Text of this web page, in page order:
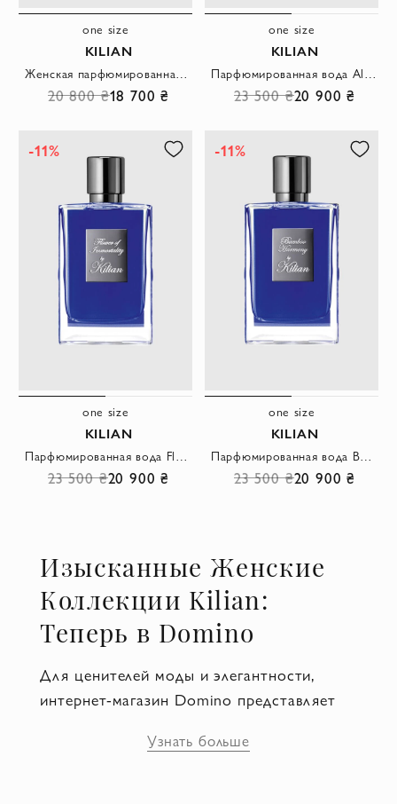
one size
KILIAN
Женская парфюмированная вода Shield of Protection
20 800 ₴18 700 ₴
one size
KILIAN
Парфюмированная вода Alberto Morillas
23 500 ₴20 900 ₴
-11%
one size
KILIAN
Парфюмированная вода Flower of Immortality
23 500 ₴20 900 ₴
-11%
one size
KILIAN
Парфюмированная вода Bamboo Harmony
23 500 ₴20 900 ₴
Изысканные Женские
Коллекции Kilian:
Теперь в Domino
Для ценителей моды и элегантности,
интернет-магазин Domino представляет
Kilian. Эти коллекции сочетают в себе
Узнать больше